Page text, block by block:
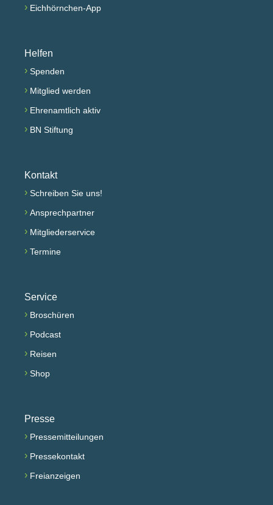
› Eichhörnchen-App
Helfen
› Spenden
› Mitglied werden
› Ehrenamtlich aktiv
› BN Stiftung
Kontakt
› Schreiben Sie uns!
› Ansprechpartner
› Mitgliederservice
› Termine
Service
› Broschüren
› Podcast
› Reisen
› Shop
Presse
› Pressemitteilungen
› Pressekontakt
› Freianzeigen